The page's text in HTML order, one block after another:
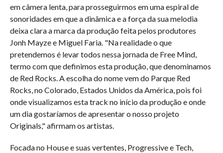
em câmera lenta, para prosseguirmos em uma espiral de
sonoridades em que a dinâmica e a força da sua melodia
deixa clara a marca da produção feita pelos produtores
Jonh Mayze e Miguel Faria. "Na realidade o que
pretendemos é levar todos nessa jornada de Free Mind,
termo com que definimos esta produção, que denominamos
de Red Rocks. A escolha do nome vem do Parque Red
Rocks, no Colorado, Estados Unidos da América, pois foi
onde visualizamos esta track no início da produção e onde
um dia gostaríamos de apresentar o nosso projeto
Originals," afirmam os artistas.
Focada no House e suas vertentes, Progressive e Tech,